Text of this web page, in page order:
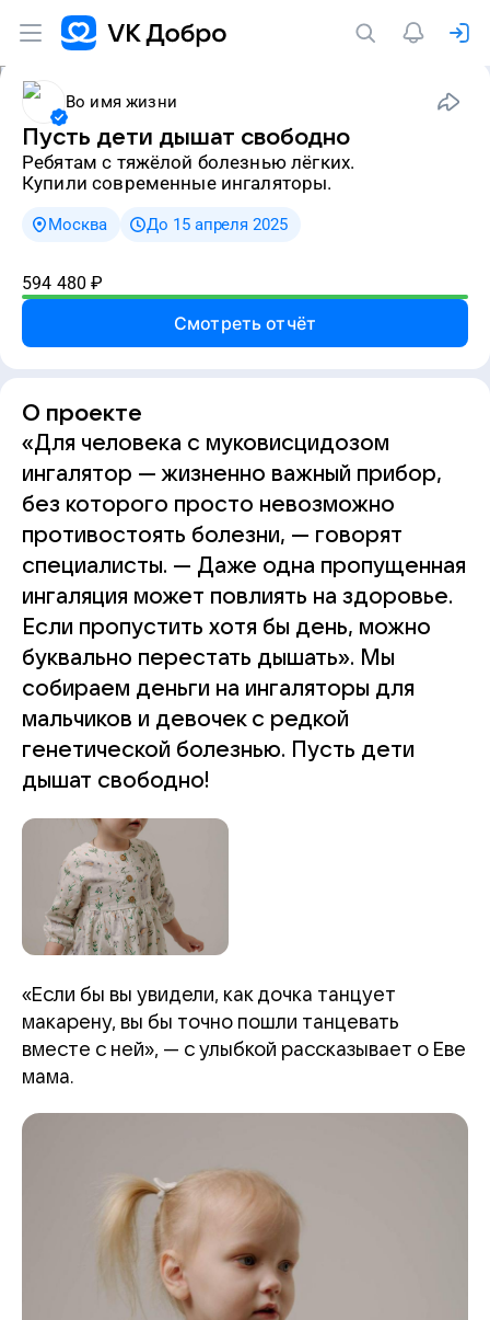
Во имя жизни
Пусть дети дышат свободно
ребятам с тяжёлой болезнью лёгких.
Купили современные ингаляторы.
Москва До 15 апреля 2025
594 480 ₽
Смотреть отчёт
О проекте
«Для человека с муковисцидозом
ингалятор — жизненно важный прибор,
без которого просто невозможно
противостоять болезни, — говорят
специалисты. — Даже одна пропущенная
ингаляция может повлиять на здоровье.
Если пропустить хотя бы день, можно
буквально перестать дышать». Мы
собираем деньги на ингаляторы для
мальчиков и девочек с редкой
генетической болезнью. Пусть дети
дышат свободно!
«Если бы вы увидели, как дочка танцует
макарену, вы бы точно пошли танцевать
вместе с ней», — с улыбкой рассказывает о Еве
мама.